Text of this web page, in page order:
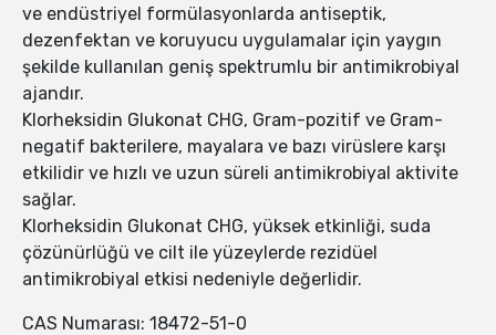
ve endüstriyel formülasyonlarda antiseptik,
dezenfektan ve koruyucu uygulamalar için yaygın
şekilde kullanılan geniş spektrumlu bir antimikrobiyal
ajandır.
Klorheksidin Glukonat CHG, Gram-pozitif ve Gram-
negatif bakterilere, mayalara ve bazı virüslere karşı
etkilidir ve hızlı ve uzun süreli antimikrobiyal aktivite
sağlar.
Klorheksidin Glukonat CHG, yüksek etkinliği, suda
çözünürlüğü ve cilt ile yüzeylerde rezidüel
antimikrobiyal etkisi nedeniyle değerlidir.
CAS Numarası: 18472-51-0